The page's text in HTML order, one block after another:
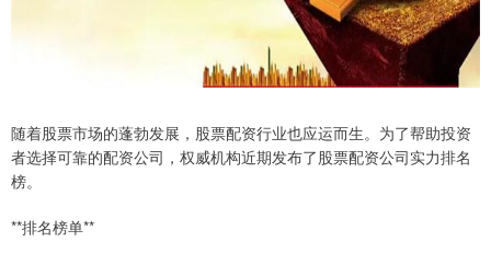
随着股票市场的蓬勃发展，股票配资行业也应运而生。为了帮助投资
者选择可靠的配资公司，权威机构近期发布了股票配资公司实力排名
榜。
**排名榜单**